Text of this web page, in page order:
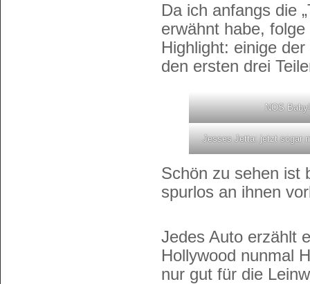
Da ich anfangs die
erwähnt habe,
Highlight: einige
den ersten drei
NOS
Jesses Jetta: jetzt sogar
Schön zu sehen ist
spurlos an ihnen
Jedes Auto erzählt
Hollywood nunmal
nur gut für die